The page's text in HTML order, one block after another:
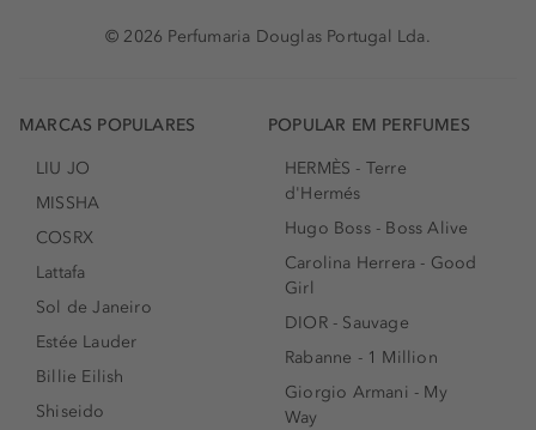
© 2026 Perfumaria Douglas Portugal Lda.
MARCAS POPULARES
LIU JO
MISSHA
COSRX
Lattafa
Sol de Janeiro
Estée Lauder
Billie Eilish
Shiseido
POPULAR EM PERFUMES
HERMÈS - Terre
d'Hermés
Hugo Boss - Boss Alive
Carolina Herrera - Good
Girl
DIOR - Sauvage
Rabanne - 1 Million
Giorgio Armani - My
Way